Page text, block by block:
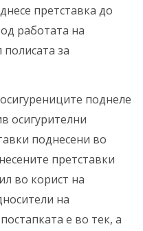
претставка до
работата на
полисата за
поднеле
осигурителни
поднесени во
претставки
во корист на
на
е во тек, а